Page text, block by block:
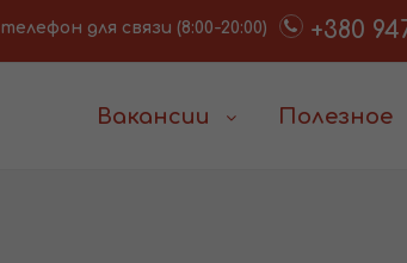
телефон для связи (8:00-20:00) +380
Вакансии Полезное